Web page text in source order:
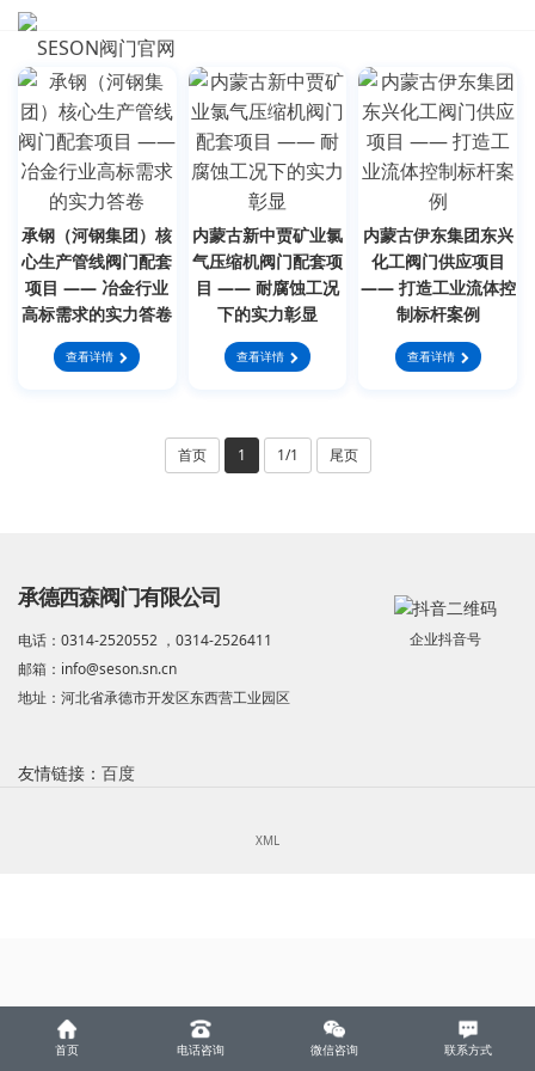
CASE
承钢（河钢集团）核
心生产管线阀门配套
项目 —— 冶金行业
高标需求的实力答卷
查看详情
内蒙古新中贾矿业氯
气压缩机阀门配套项
目 —— 耐腐蚀工况
下的实力彰显
查看详情
内蒙古伊东集团东兴
化工阀门供应项目
—— 打造工业流体控
制标杆案例
查看详情
首页 1 1/1 尾页
承德西森阀门有限公司
电话：0314-2520552 ，0314-2526411
邮箱：info@seson.sn.cn
地址：河北省承德市开发区东西营工业园区
企业抖音号
友情链接： 百度
XML
首页 电话咨询 微信咨询 联系方式